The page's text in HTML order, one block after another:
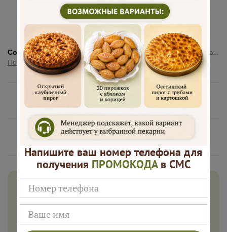
Подарок к
каждому
заказу
Много
начинки
Состав:Мука, дрожжи, маргарин, вода, соль, сахар, брусника, загуститель
Показать полностью
Нам доверяют
Русские Пироги это
Дарим 500 рублей на заказ в
августе!
Введите ваш номер телефона и мы пришлем промокод
для подарка в смс
Напишите ваш номер телефона для
получения ПРОМОКОДАв СМС